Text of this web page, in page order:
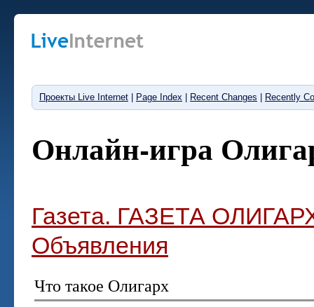
Проекты Live Internet Page Index Recent Changes Recently
Онлайн-игра
Газета. ГАЗЕТА
Объявления
Что такое Олигарх